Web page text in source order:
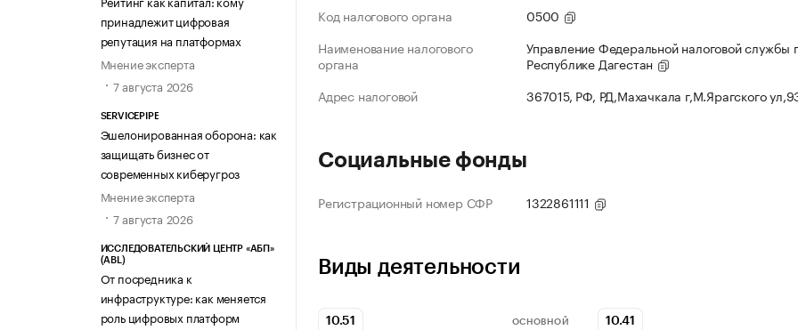
принадлежит цифровая
репутация на платформах
Мнение эксперта
7 августа 2026
SERVICEPIPE
Эшелонированная оборона: как
защищать бизнес от
современных киберугроз
Мнение эксперта
7 августа 2026
ИССЛЕДОВАТЕЛЬСКИЙ ЦЕНТР «АБП»
(ABL)
От посредника к
инфраструктуре: как меняется
роль цифровых платформ
Код налогового органа
0500
Наименование налогового
органа
Управление Федеральной налоговой службы
Республике Дагестан
Адрес налоговой
367015, РФ, РД,Махачкала г,М.Ярагского
Социальные фонды
Регистрационный номер СФР 1322861111
Виды деятельности
10.51 ОСНОВНОЙ 10.41